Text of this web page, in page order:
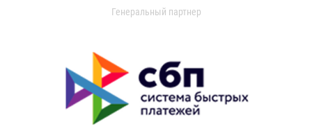
Генеральный партнер